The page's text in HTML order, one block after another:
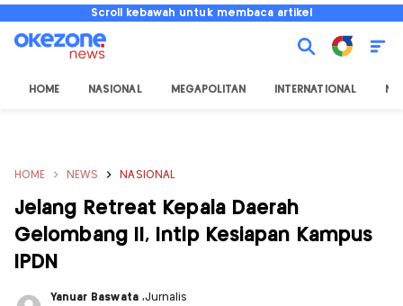
Scroll kebawah untuk membaca artikel
HOME NASIONAL MEGAPOLITAN INTERNATIONAL
HOME NEWS NASIONAL
Jelang Retreat Kepala Daerah
Gelombang II, Intip Kesiapan Kampus
IPDN
Yanuar Baswata ,Jurnalis